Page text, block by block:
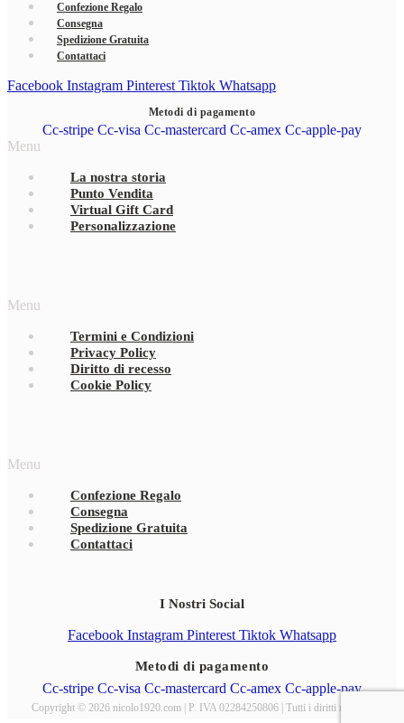
Confezione Regalo
Consegna
Spedizione Gratuita
Contattaci
Facebook Instagram Pinterest Tiktok Whatsapp
Metodi di pagamento
Cc-stripe Cc-visa Cc-mastercard Cc-amex Cc-apple-pay
Menu
La nostra storia
Punto Vendita
Virtual Gift Card
Personalizzazione
Menu
Termini e Condizioni
Privacy Policy
Diritto di recesso
Cookie Policy
Menu
Confezione Regalo
Consegna
Spedizione Gratuita
Contattaci
I Nostri Social
Facebook Instagram Pinterest Tiktok Whatsapp
Metodi di pagamento
Cc-stripe Cc-visa Cc-mastercard Cc-amex Cc-apple-pay
Copyright © 2026 nicolo1920.com | P. IVA 02284250806 | Tutti i diritti riservati